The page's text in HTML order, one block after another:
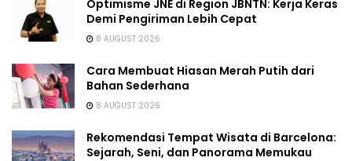
Optimisme JNE di Region JBNTN: Kerja Keras
Demi Pengiriman Lebih Cepat
8 AUGUST 2026
Cara Membuat Hiasan Merah Putih dari
Bahan Sederhana
8 AUGUST 2026
Rekomendasi Tempat Wisata di Barcelona:
Sejarah, Seni, dan Panorama Memukau